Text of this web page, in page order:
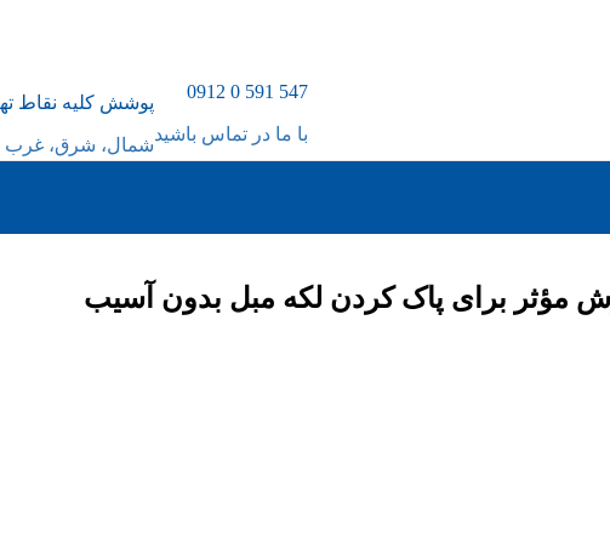
547 591 0 0912
با ما در تماس باشید
پوشش کلیه نقاط
شمال، شرق، غرب